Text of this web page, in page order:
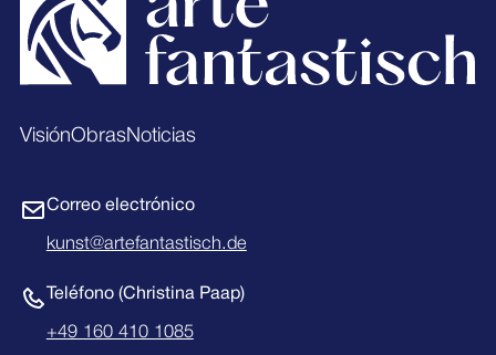
VisiónObrasNoticias
Correo electrónico
kunst@artefantastisch.de
Teléfono (Christina Paap)
+49 160 410 1085